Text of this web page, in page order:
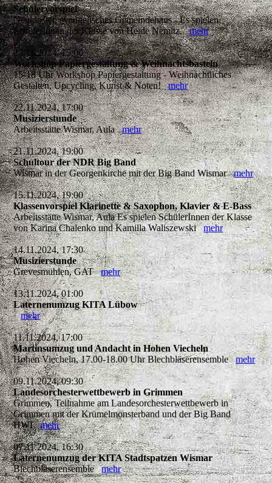
Schülervorspiel
Neukloster, evangelisches Gemeindehaus - Es spielen
SchülerInnen der Klasse von Heide Nemitz.mehr
23.11.2024, 15:00
Workshop Papiergestaltung & Weihnachtsbasteln
15-18 Uhr Workshop Papiergestaltung - Weihnachtliches
Gestalten, Upcycling, Kunst & Noten!mehr
22.11.2024, 17:00
Musizierstunde
Arbeitsstätte Wismar, Aulamehr
21.11.2024, 19:00
Schultour der NDR Big Band
Wismar in der Georgenkirche mit der Big Band Wismarmehr
15.11.2024, 19:00
Klassenvorspiel Klarinette & Saxophon, Klavier & E-Bass
Arbeitsstätte Wismar, Aula Es spielen SchülerInnen der Klasse
von Karina Chalenko und Kamilla Waliszewskimehr
14.11.2024, 17:30
Musizierstunde
Grevesmühlen, GATmehr
13.11.2024, 01:00
Laternenumzug KITA Lübow
mehr
11.11.2024, 17:00
Martinsumzug und Andacht in Hohen Viecheln
Hohen Viecheln, 17.00-18.00 Uhr Blechbläserensemblemehr
09.11.2024, 09:30
Landesorchesterwettbewerb in Grimmen
Grimmen, Teilnahme am Landesorchesterwettbewerb in
Grimmen mit der Krümelmonsterband und der Big Band
HWImehr
07.11.2024, 16:30
Laternenumzug der KITA Stadtspatzen Wismar
Blechbläserensemblemehr